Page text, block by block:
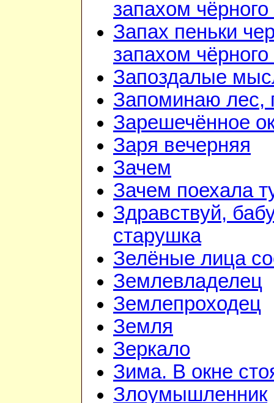
запахом
Запах пеньки
запахом
Запоздалые
Запоминаю лес,
Зарешечённое
Заря вечерняя
Зачем
Зачем поехала
Здравствуй,
старушка
Зелёные лица
Землевладелец
Землепроходец
Земля
Зеркало
Зима. В окне
Злоумышленник